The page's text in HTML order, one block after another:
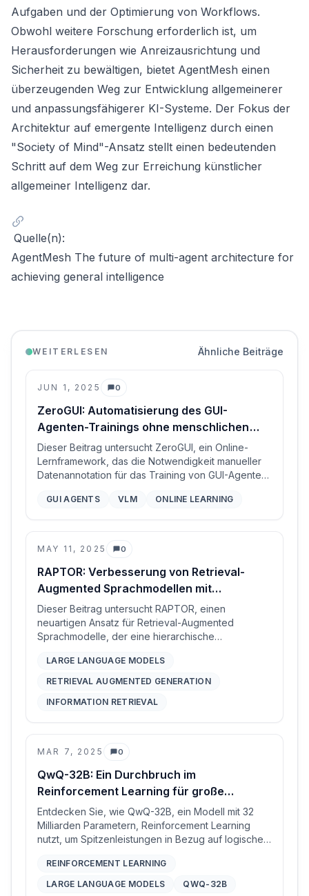
Aufgaben und der Optimierung von Workflows.
Obwohl weitere Forschung erforderlich ist, um
Herausforderungen wie Anreizausrichtung und
Sicherheit zu bewältigen, bietet AgentMesh einen
überzeugenden Weg zur Entwicklung allgemeinerer
und anpassungsfähigerer KI-Systeme. Der Fokus der
Architektur auf emergente Intelligenz durch einen
"Society of Mind"-Ansatz stellt einen bedeutenden
Schritt auf dem Weg zur Erreichung künstlicher
allgemeiner Intelligenz dar.
Quelle(n):
AgentMesh The future of multi-agent architecture for
achieving general intelligence
WEITERLESEN Ähnliche Beiträge
JUN 1, 2025 0
Kommentare
ZeroGUI: Automatisierung des GUI-
Agenten-Trainings ohne menschlichen
Aufwand
Dieser Beitrag untersucht ZeroGUI, ein Online-
Lernframework, das die Notwendigkeit manueller
Datenannotation für das Training von GUI-Agenten
Aufgabengenerierung und Belohnungsschätzung
GUI AGENTS VLM ONLINE LEARNING
MAY 11, 2025 0
Kommentare
RAPTOR: Verbesserung von Retrieval-
Augmented Sprachmodellen mit
baumorganisiertem Wissen
Dieser Beitrag untersucht RAPTOR, einen
neuartigen Ansatz für Retrieval-Augmented
Sprachmodelle, der eine hierarchische
Embedding, Clustering und Zusammenfassen
erstellt. Diese Methode ermöglicht den Abruf von
Abstraktionsebenen und verbessert die Leistung
Abruf zusammenhängender Blöcke erheblich.
LARGE LANGUAGE MODELS
RETRIEVAL AUGMENTED GENERATION
INFORMATION RETRIEVAL
MAR 7, 2025 0
Kommentare
QwQ-32B: Ein Durchbruch im
Reinforcement Learning für große
Sprachmodelle
Entdecken Sie, wie QwQ-32B, ein Modell mit 32
Milliarden Parametern, Reinforcement Learning
nutzt, um Spitzenleistungen in Bezug auf logisches
dabei Modelle mit deutlich größeren
Parameterzahlen zu übertreffen.
REINFORCEMENT LEARNING
LARGE LANGUAGE MODELS
QWQ-32B